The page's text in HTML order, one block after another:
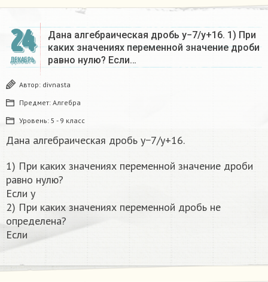
24
ДЕКАБРЬ
Дана алгебраическая дробь y−7/y+16. 1) При
каких значениях переменной значение дроби
равно нулю? Если…
Автор: divnasta
Предмет: Алгебра
Уровень: 5 - 9 класс
Дана алгебраическая дробь y−7/y+16.
1) При каких значениях переменной значение дроби
равно нулю?
Если y
2) При каких значениях переменной дробь не
определена?
Если